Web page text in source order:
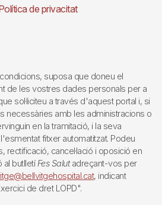
de privacitat
suposa que doneu el
de les vostres dades personals per a
sol·liciteu a través d'aquest portal i, si
necessàries amb les administracions o
en la tramitació, i la seva
fitxer automatitzat. Podeu
rectificació, cancel·lació i oposició en
al butlletí Fes Salutadreçant-vos per
, indicant
de dret LOPD".